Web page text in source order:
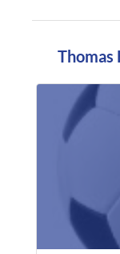
Thomas